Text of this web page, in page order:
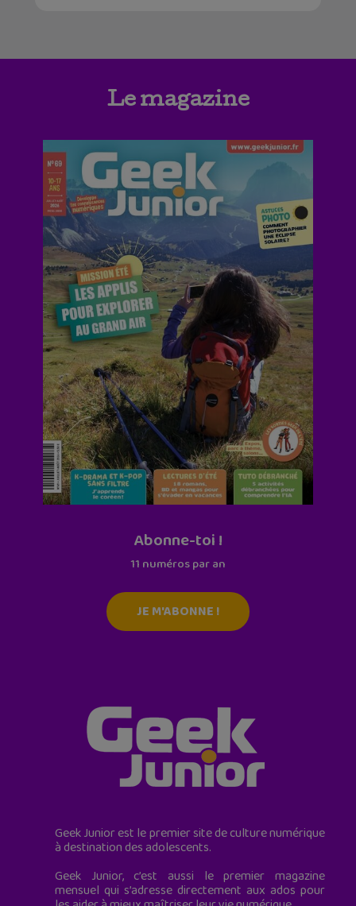
Le magazine
Abonne-toi !
11 numéros par an
JE M'ABONNE !
Geek Junior est le premier site de culture numérique
à destination des adolescents.
Geek Junior, c’est aussi le premier magazine
mensuel qui s’adresse directement aux ados pour